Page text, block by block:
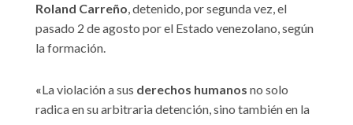
Roland Carreño, detenido, por segunda vez, el
pasado 2 de agosto por el Estado venezolano, según
la formación.
«La violación a sus derechos humanos no solo
radica en su arbitraria detención, sino también en la